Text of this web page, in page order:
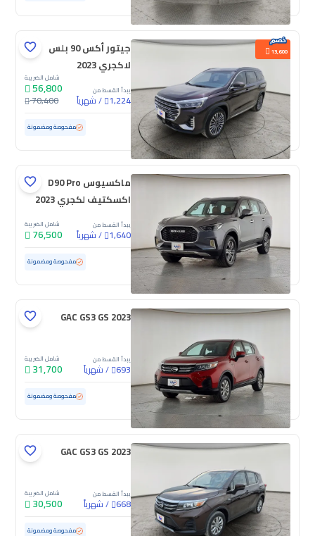
13,600
جيتور أكس 90 بلس
لاكجري 2023
يبدأ القسط من
1,224
/شهرياً
شامل الضريبة
56,800
70,400
مستعملة 90,384 كم مفحوصة ومضمونة
ماكسيوس D90 Pro
اكسكتيف لكجري 2023
يبدأ القسط من
1,640
/شهرياً
شامل الضريبة
76,500
مستعملة 16,050 كم ممشى قليل مفحوصة ومضمونة
GAC GS3 GS 2023
يبدأ القسط من
693
/شهرياً
شامل الضريبة
31,700
مستعملة 92,572 كم مفحوصة ومضمونة
GAC GS3 GS 2023
يبدأ القسط من
668
/شهرياً
شامل الضريبة
30,500
مستعملة 94,241 كم مفحوصة ومضمونة